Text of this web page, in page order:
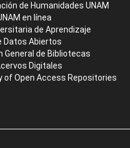
de Humanidades UNAM
en línea
de Aprendizaje
Datos Abiertos
General de Bibliotecas
Digitales
of Open Access Repositories